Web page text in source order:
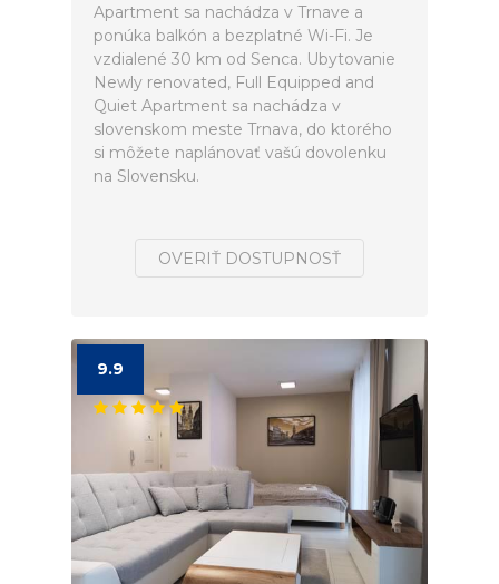
Apartment sa nachádza v Trnave a
ponúka balkón a bezplatné Wi-Fi. Je
vzdialené 30 km od Senca. Ubytovanie
Newly renovated, Full Equipped and
Quiet Apartment sa nachádza v
slovenskom meste Trnava, do ktorého
si môžete naplánovať vašú dovolenku
na Slovensku.
OVERIŤ DOSTUPNOSŤ
9.9